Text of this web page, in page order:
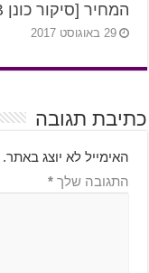
המחיר [סיקור כונן USB]
29 באוגוסט 2017
כתיבת תגובה
האימייל לא יוצג באתר.
התגובה שלך *